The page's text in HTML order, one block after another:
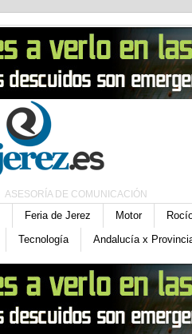
ASESORÍA DE COMUNICACIÓN
Feria de Jerez Motor
Tecnología Andalucía x